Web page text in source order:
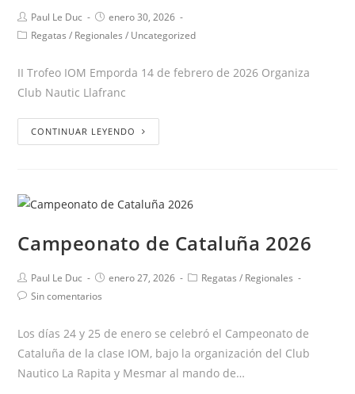
Paul Le Duc
enero 30, 2026
Regatas / Regionales / Uncategorized
II Trofeo IOM Emporda 14 de febrero de 2026 Organiza
Club Nautic Llafranc
CONTINUAR LEYENDO
Campeonato de Cataluña 2026
Paul Le Duc enero 27, 2026 Regatas / Regionales
Sin comentarios
Los días 24 y 25 de enero se celebró el Campeonato de
Cataluña de la clase IOM, bajo la organización del Club
Nautico La Rapita y Mesmar al mando de…